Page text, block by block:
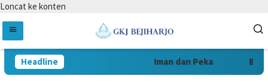
Loncat ke konten
Headline Iman dan Peka